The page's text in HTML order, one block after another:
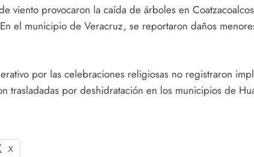
viento provocaron la caída de árboles en
el municipio de Veracruz, se reportaron daños
por las celebraciones religiosas no registraron
trasladadas por deshidratación en los municipios de
X